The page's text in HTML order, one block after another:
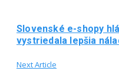
Slovenské e-shopy
vystriedala lepšia
Next Article